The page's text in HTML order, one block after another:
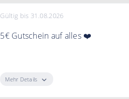
Gültig bis 31.08.2026
5€ Gutschein auf alles ❤️
Mehr Details